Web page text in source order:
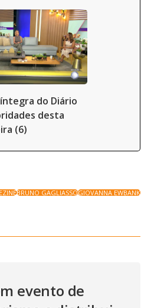
do Diário
desta
(6)
BRUNO GAGLIASSOGIOVANNA EWBANK
evento de